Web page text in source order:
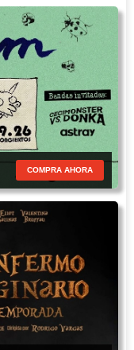
COMPRA AHORA